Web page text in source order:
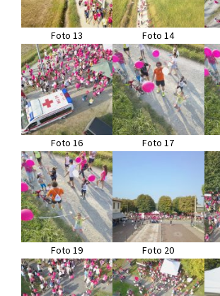
Foto 13 Foto 14
Foto 16 Foto 17
Foto 19 Foto 20